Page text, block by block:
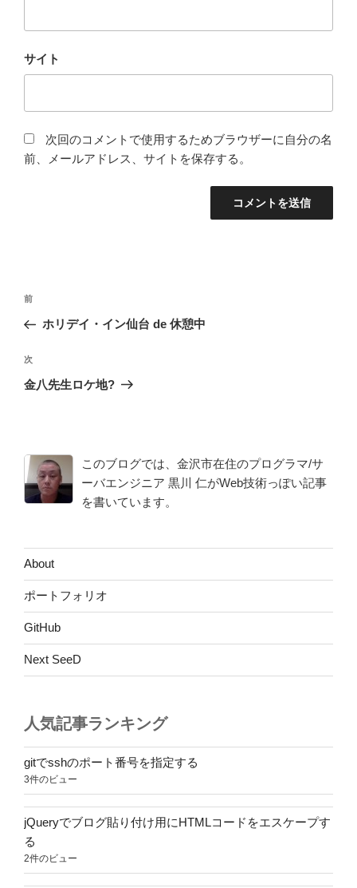
サイト
次回のコメントで使用するためブラウザーに自分の名
前、メールアドレス、サイトを保存する。
投
ナ
ビ
ゲ
ン
前
の
稿
前
ホリデイ・イン仙台 de 休憩中
次
の
次
金八先生ロケ地?
このブログでは、金沢市在住のプログラマ/サ
ーバエンジニア 黒川 仁がWeb技術っぽい記事
を書いています。
About
ポートフォリオ
GitHub
Next SeeD
人気記事ランキング
gitでsshのポート番号を指定する
3件のビュー
jQueryでブログ貼り付け用にHTMLコードをエスケープす
る
2件のビュー